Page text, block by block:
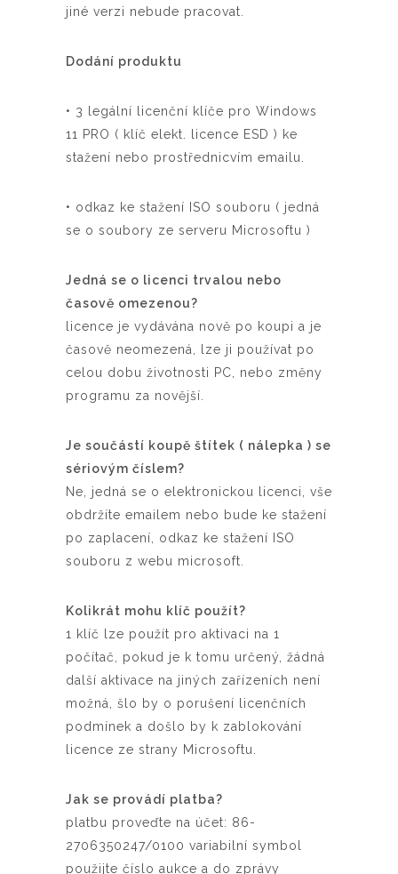
jiné verzi nebude pracovat.
Dodání produktu
• 3 legální licenční klíče pro Windows
11 PRO ( klíč elekt. licence ESD ) ke
stažení nebo prostřednicvím emailu.
• odkaz ke stažení ISO souboru ( jedná
se o soubory ze serveru Microsoftu )
Jedná se o licenci trvalou nebo
časově omezenou?
licence je vydávána nově po koupi a je
časově neomezená, lze ji používat po
celou dobu životnosti PC, nebo změny
programu za novější.
Je součástí koupě štítek ( nálepka ) se
sériovým číslem?
Ne, jedná se o elektronickou licenci, vše
obdržíte emailem nebo bude ke stažení
po zaplacení, odkaz ke stažení ISO
souboru z webu microsoft.
Kolikrát mohu klíč použít?
1 klíč lze použít pro aktivaci na 1
počítač, pokud je k tomu určený, žádná
další aktivace na jiných zařízeních není
možná, šlo by o porušení licenčních
podmínek a došlo by k zablokování
licence ze strany Microsoftu.
Jak se provádí platba?
platbu proveďte na účet: 86-
2706350247/0100 variabilní symbol
použijte číslo aukce a do zprávy